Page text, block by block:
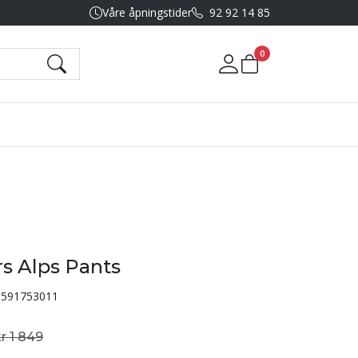
Våre åpningstider 92 92 14 85
Mine sider
0
Alps Pants
1 849